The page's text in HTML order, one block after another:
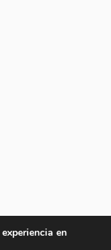
en